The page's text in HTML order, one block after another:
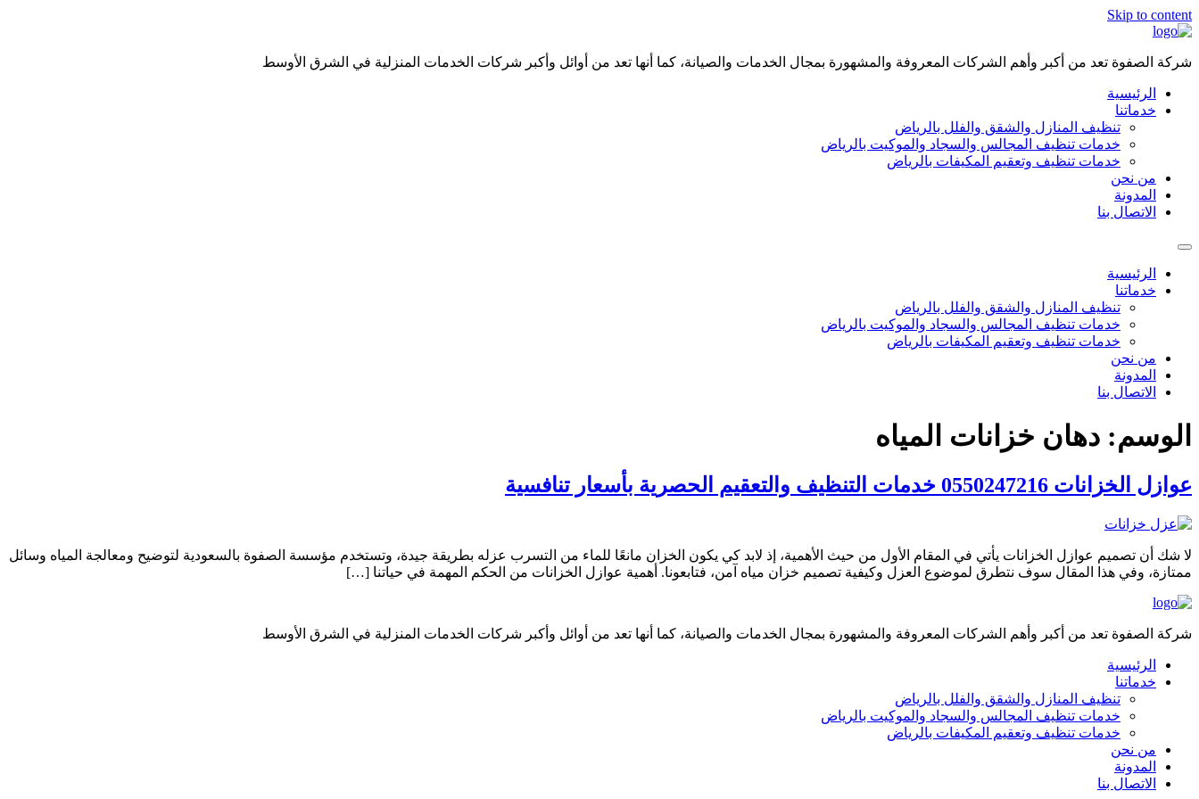
Skip to content
شركة الصفوة تعد من أكبر وأهم الشركات المعروفة والمشهورة بمجال الخدمات والصيانة، كما أنها تعد من أوائل وأكبر شركات الخدمات المنزلية في الشرق الأوسط
الرئيسية
خدماتنا
تنظيف المنازل والشقق والفلل بالرياض
خدمات تنظيف المجالس والسجاد والموكيت بالرياض
خدمات تنظيف وتعقيم المكيفات بالرياض
من نحن
المدونة
الاتصال بنا
الرئيسية
خدماتنا
تنظيف المنازل والشقق والفلل بالرياض
خدمات تنظيف المجالس والسجاد والموكيت بالرياض
خدمات تنظيف وتعقيم المكيفات بالرياض
من نحن
المدونة
الاتصال بنا
الوسم: دهان خزانات المياه
عوازل الخزانات 0550247216 خدمات التنظيف والتعقيم الحصرية بأسعار تنافسية
لا شك أن تصميم عوازل الخزانات يأتي في المقام الأول من حيث الأهمية، إذ لابد كي يكون الخزان مانعًا للماء من التسرب عزله بطريقة جيدة، وتستخدم مؤسسة الصفوة بالسعودية لتوضيح ومعالجة المياه وسائل
ممتازة، وفي هذا المقال سوف نتطرق لموضوع العزل وكيفية تصميم خزان مياه آمن، فتابعونا. أهمية عوازل الخزانات من الحكم المهمة في حياتنا […]
شركة الصفوة تعد من أكبر وأهم الشركات المعروفة والمشهورة بمجال الخدمات والصيانة، كما أنها تعد من أوائل وأكبر شركات الخدمات المنزلية في الشرق الأوسط
الرئيسية
خدماتنا
تنظيف المنازل والشقق والفلل بالرياض
خدمات تنظيف المجالس والسجاد والموكيت بالرياض
خدمات تنظيف وتعقيم المكيفات بالرياض
من نحن
المدونة
الاتصال بنا